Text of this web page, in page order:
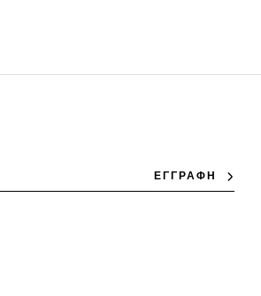
ΕΓΓΡΑΦΗ